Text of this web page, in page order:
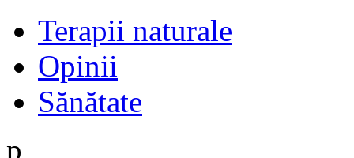
Terapii naturale
Opinii
Sănătate
p